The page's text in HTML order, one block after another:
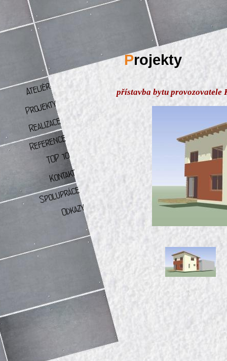
Projekty
přístavba bytu provozovatele